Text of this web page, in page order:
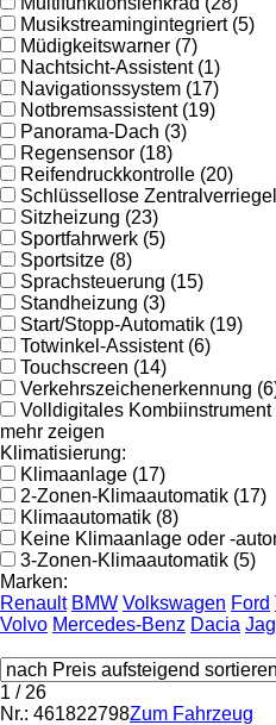
Musikstreamingintegriert (5)
Müdigkeitswarner (7)
Nachtsicht-Assistent (1)
Navigationssystem (17)
Notbremsassistent (19)
Panorama-Dach (3)
Regensensor (18)
Reifendruckkontrolle (20)
Schlüssellose
Sitzheizung (23)
Sportfahrwerk (5)
Sportsitze (8)
Sprachsteuerung (15)
Standheizung (3)
Start/Stopp-Automatik (19)
Totwinkel-Assistent (6)
Touchscreen (14)
Verkehrszeichenerkennung
Volldigitales Kombiinstrument
mehr zeigen
Klimatisierung:
Klimaanlage (17)
2-Zonen-Klimaautomatik (17)
Klimaautomatik (8)
Keine Klimaanlage oder -
3-Zonen-Klimaautomatik (5)
Marken:
Renault BMW Volkswagen Ford
Volvo Mercedes-Benz Dacia
1 / 26
Nr.: 461822798Zum Fahrzeug